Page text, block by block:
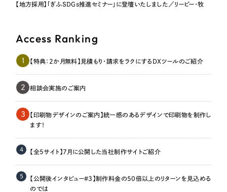
【地方採用】「ぎふSDGs推進セミナー」に登壇いたしました／リーピー・牧
Access Ranking
1 【特典：2か月無料】見積もり・請求をラクにするDXツールのご紹介
2 相談会実施のご案内
3
【印刷物デザインのご案内】統一感のあるデザインで印刷物を制作し
ます！
4 【全5サイト】7月に公開した当社制作サイトご紹介
5
【公開後インタビュー＃3】制作料金の50倍以上のリターンを見込める
のでは